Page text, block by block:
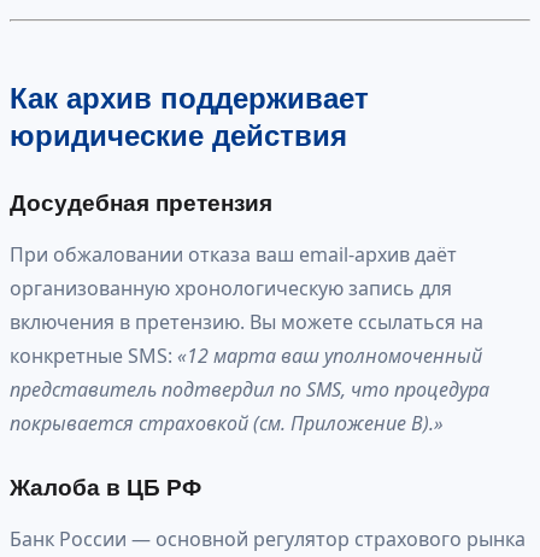
Как архив поддерживает
юридические действия
Досудебная претензия
При обжаловании отказа ваш email-архив даёт
организованную хронологическую запись для
включения в претензию. Вы можете ссылаться на
конкретные SMS: «12 марта ваш уполномоченный
представитель подтвердил по SMS, что процедура
покрывается страховкой (см. Приложение В).»
Жалоба в ЦБ РФ
Банк России — основной регулятор страхового рынка